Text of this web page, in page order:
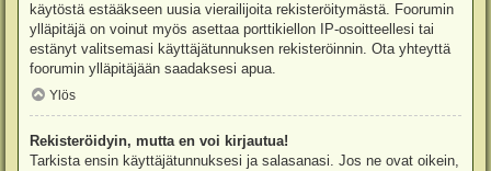
käytöstä estääkseen uusia vierailijoita rekisteröitymästä. Foorumin
ylläpitäjä on voinut myös asettaa porttikiellon IP-osoitteellesi tai
estänyt valitsemasi käyttäjätunnuksen rekisteröinnin. Ota yhteyttä
foorumin ylläpitäjään saadaksesi apua.
Ylös
Rekisteröidyin, mutta en voi kirjautua!
Tarkista ensin käyttäjätunnuksesi ja salasanasi. Jos ne ovat oikein,